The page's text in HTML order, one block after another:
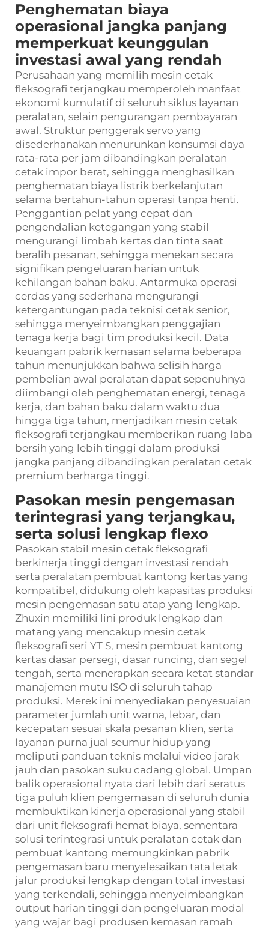
Penghematan biaya
operasional jangka panjang
memperkuat keunggulan
investasi awal yang rendah
Perusahaan yang memilih mesin cetak
fleksografi terjangkau memperoleh manfaat
ekonomi kumulatif di seluruh siklus layanan
peralatan, selain pengurangan pembayaran
awal. Struktur penggerak servo yang
disederhanakan menurunkan konsumsi daya
rata-rata per jam dibandingkan peralatan
cetak impor berat, sehingga menghasilkan
penghematan biaya listrik berkelanjutan
selama bertahun-tahun operasi tanpa henti.
Penggantian pelat yang cepat dan
pengendalian ketegangan yang stabil
mengurangi limbah kertas dan tinta saat
beralih pesanan, sehingga menekan secara
signifikan pengeluaran harian untuk
kehilangan bahan baku. Antarmuka operasi
cerdas yang sederhana mengurangi
ketergantungan pada teknisi cetak senior,
sehingga menyeimbangkan penggajian
tenaga kerja bagi tim produksi kecil. Data
keuangan pabrik kemasan selama beberapa
tahun menunjukkan bahwa selisih harga
pembelian awal peralatan dapat sepenuhnya
diimbangi oleh penghematan energi, tenaga
kerja, dan bahan baku dalam waktu dua
hingga tiga tahun, menjadikan mesin cetak
fleksografi terjangkau memberikan ruang laba
bersih yang lebih tinggi dalam produksi
jangka panjang dibandingkan peralatan cetak
premium berharga tinggi.
Pasokan mesin pengemasan
terintegrasi yang terjangkau,
serta solusi lengkap flexo
Pasokan stabil mesin cetak fleksografi
berkinerja tinggi dengan investasi rendah
serta peralatan pembuat kantong kertas yang
kompatibel, didukung oleh kapasitas produksi
mesin pengemasan satu atap yang lengkap.
Zhuxin memiliki lini produk lengkap dan
matang yang mencakup mesin cetak
fleksografi seri YT S, mesin pembuat kantong
kertas dasar persegi, dasar runcing, dan segel
tengah, serta menerapkan secara ketat standar
manajemen mutu ISO di seluruh tahap
produksi. Merek ini menyediakan penyesuaian
parameter jumlah unit warna, lebar, dan
kecepatan sesuai skala pesanan klien, serta
layanan purna jual seumur hidup yang
meliputi panduan teknis melalui video jarak
jauh dan pasokan suku cadang global. Umpan
balik operasional nyata dari lebih dari seratus
tiga puluh klien pengemasan di seluruh dunia
membuktikan kinerja operasional yang stabil
dari unit fleksografi hemat biaya, sementara
solusi terintegrasi untuk peralatan cetak dan
pembuat kantong memungkinkan pabrik
pengemasan baru menyelesaikan tata letak
jalur produksi lengkap dengan total investasi
yang terkendali, sehingga menyeimbangkan
output harian tinggi dan pengeluaran modal
yang wajar bagi produsen kemasan ramah